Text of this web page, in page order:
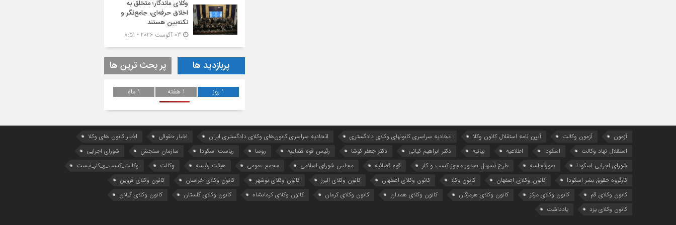
وکلای ماندگار؛ متخلق به
اخلاق حرفه‌ای، جامع‌نگر و
نکته‌بین هستند
پربازدید ها پر بحث ترین ها
1 روز 1 هفته 1 ماه
آزمون آزمون وکالت آیین ‌نامه استقلال کانون وکلا اتحادیه سراسری کانونهای وکلای دادگستری اتحادیه سراسری کانون‌های وکلای دادگستری ایران اخبار حقوقی
اخبار کانون های وکلا
استقلال نهاد وکالت
اسکودا اطلاعیه بیانیه دکتر ابراهیم کیانی دکتر جعفر کوشا رئیس قوه قضاییه روسا ریاست اسکودا سازمان سنجش
شورای اجرایی
شورای اجرایی اسکودا
صورتجلسه طرح تسهیل صدور مجوز کسب و کار قوه قضائیه مجلس شورای اسلامی مجمع عمومی هیئت رئیسه وکالت
وکالت_کسب_و_کار_نیست
کارگروه حقوق بشر اسکودا
کانون_وکلای_اصفهان کانون وکلا کانون وکلای اصفهان کانون وکلای البرز کانون وکلای بوشهر کانون وکلای خراسان
کانون وکلای قزوین
کانون وکلای قم
کانون وکلای مرکز کانون وکلای هرمزگان کانون وکلای همدان کانون وکلای کرمان کانون وکلای کرمانشاه کانون وکلای گلستان
کانون وکلای گیلان
کانون وکلای یزد
یادداشت